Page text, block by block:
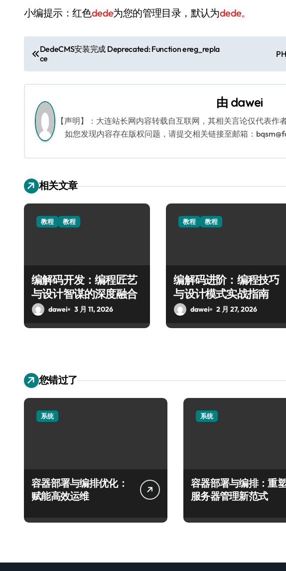
小编提示：红色dede为您的管理目录，默认为dede。
文
章
导
航
DedeCMS安装完成 Deprecated: Function ereg_repla
ce
由 dawei
【声明】：大连站长网内容转载自互联网，其相关言论仅代表作
如您发现内容存在版权问题，请提交相关链接至邮箱：
相关文章
教程 教程
编解码开发：编程匠艺
与设计智谋的深度融合
dawei 3 月 11, 2026
教程 教程
编解码进阶：编程技巧
与设计模式实战指南
dawei 2 月 27, 2026
您错过了
系统
容器部署与编排优化：
赋能高效运维
系统
容器部署与编排：重
服务器管理新范式